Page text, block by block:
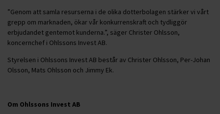
”Genom att samla resurserna i de olika dotterbolagen stärker vi vårt
grepp om marknaden, ökar vår konkurrenskraft och tydliggör
erbjudandet gentemot kunderna.”, säger Christer Ohlsson,
koncernchef i Ohlssons Invest AB.
Styrelsen i Ohlssons Invest AB består av Christer Ohlsson, Per-Johan
Olsson, Mats Ohlsson och Jimmy Ek.
Om Ohlssons Invest AB